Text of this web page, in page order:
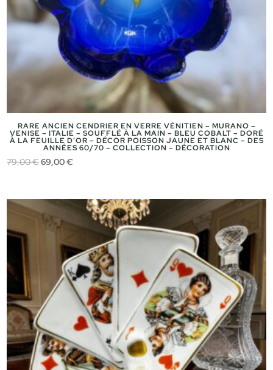
RARE ANCIEN CENDRIER EN VERRE VÉNITIEN – MURANO –
VENISE – ITALIE – SOUFFLÉ À LA MAIN – BLEU COBALT – DORÉ
À LA FEUILLE D’OR – DÉCOR POISSON JAUNE ET BLANC – DES
ANNÉES 60/70 – COLLECTION – DÉCORATION
79,00€Le
était :
79,00 €.
69,00€Le
est :
69,00 €.